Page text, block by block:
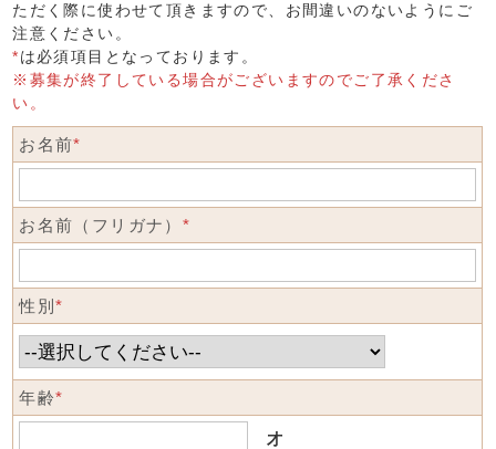
ただく際に使わせて頂きますので、お間違いのないようにご
注意ください。
*は必須項目となっております。
※募集が終了している場合がございますのでご了承くださ
い。
お名前*
お名前（フリガナ） *
性別*
年齢*
才